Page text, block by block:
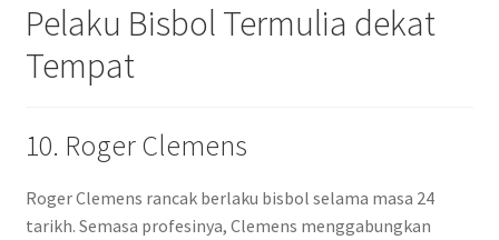
Pelaku Bisbol Termulia dekat
Tempat
10. Roger Clemens
Roger Clemens rancak berlaku bisbol selama masa 24
tarikh. Semasa profesinya, Clemens menggabungkan